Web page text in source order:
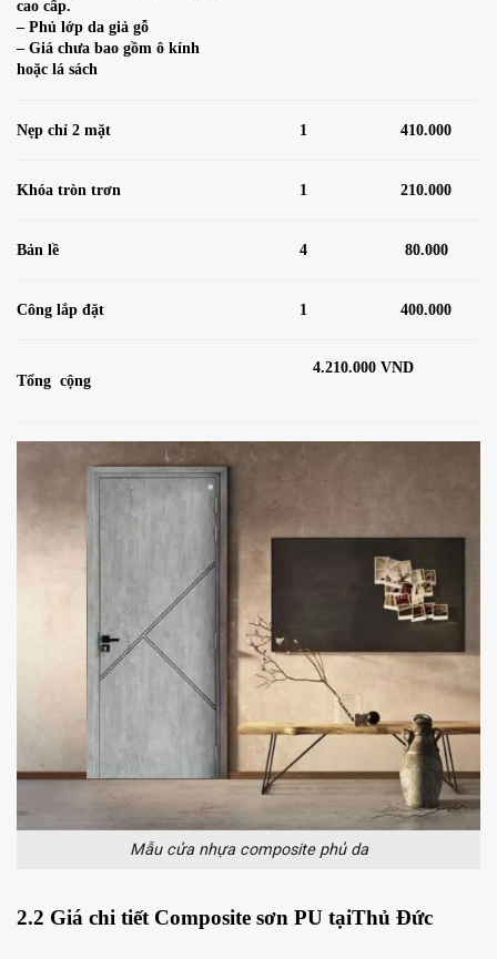
cao cấp.
– Phủ lớp da giả gỗ
– Giá chưa bao gồm ô kính
hoặc lá sách
Nẹp chỉ 2 mặt 1 410.000
Khóa tròn trơn 1 210.000
Bản lề 4 80.000
Công lắp đặt 1 400.000
Tổng cộng
4.210.000 VND
Mẫu cửa nhựa composite phủ da
2.2 Giá chi tiết Composite sơn PU tạiThủ Đức